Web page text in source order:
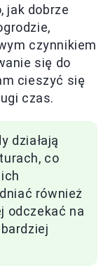
jak dobrze
czynnikiem
się do
cieszyć się
czas.
działają
co
również
odczekać na